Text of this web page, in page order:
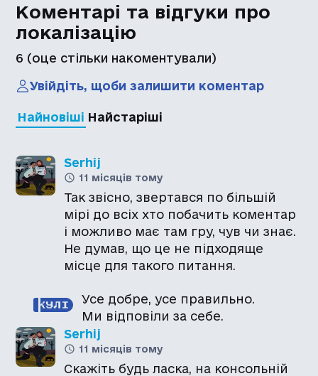
Коментарі та відгуки про
локалізацію
6 (оце стільки накоментували)
Увійдіть, щоби залишити коментар
Найновіші Найстаріші
Serhij
11 місяців тому
Так звісно, звертався по більшій
мірі до всіх хто побачить коментар
і можливо має там гру, чув чи знає.
Не думав, що це не підходяще
Усе добре, усе правильно.
Ми відповіли за себе.
Serhij
11 місяців тому
Скажіть будь ласка, на консольній